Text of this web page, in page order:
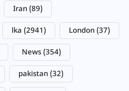
Iran (89)
lka (2941) London (37)
News (354)
pakistan (32)